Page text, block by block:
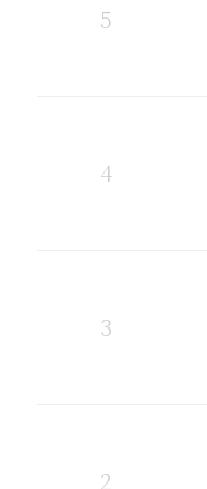
5
4
3
2